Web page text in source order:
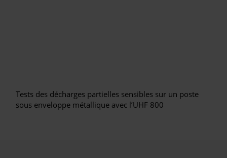
Tests des décharges partielles sensibles sur un poste
sous enveloppe métallique avec l’UHF 800